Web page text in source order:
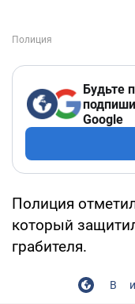
Будьте
Google
Полиция
который
грабителя.